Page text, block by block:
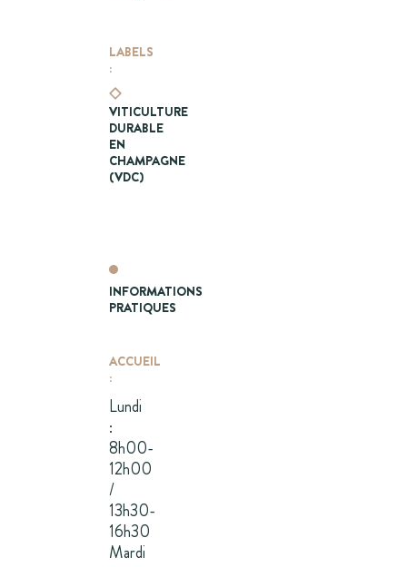
LABELS
:
VITICULTURE
DURABLE
EN
CHAMPAGNE
(VDC)
INFORMATIONS
PRATIQUES
ACCUEIL
:
Lundi
:
8h00-
12h00
/
13h30-
16h30
Mardi